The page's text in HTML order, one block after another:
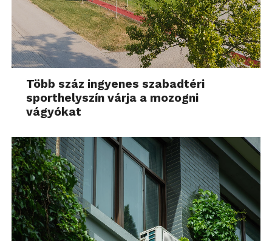
Több száz ingyenes szabadtéri
sporthelyszín várja a mozogni
vágyókat